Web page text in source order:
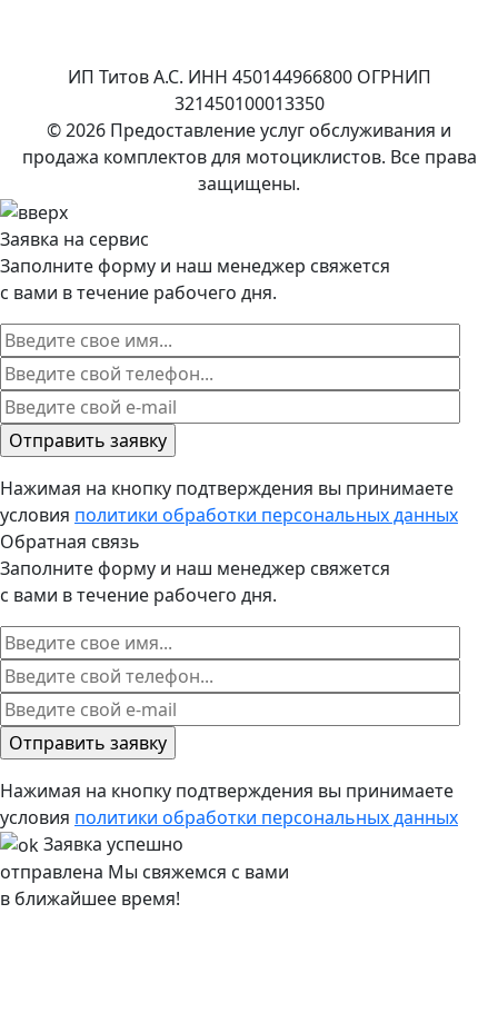
ИП Титов А.С. ИНН 450144966800 ОГРНИП
321450100013350
© 2026 Предоставление услуг обслуживания и
продажа комплектов для мотоциклистов. Все права
защищены.
Заявка на сервис
Заполните форму и наш менеджер свяжется
с вами в течение рабочего дня.
Нажимая на кнопку подтверждения вы принимаете
условия политики обработки персональных данных
Обратная связь
Заполните форму и наш менеджер свяжется
с вами в течение рабочего дня.
Нажимая на кнопку подтверждения вы принимаете
условия политики обработки персональных данных
Заявка успешно
отправлена Мы свяжемся с вами
в ближайшее время!